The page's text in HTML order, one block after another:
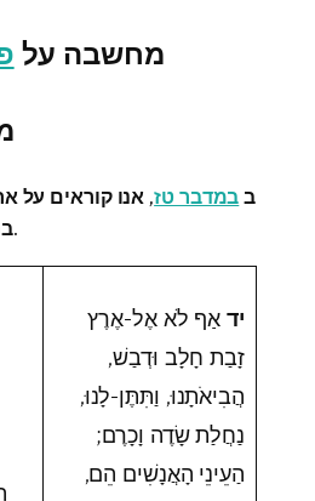
מחשבה על
בבמדבר טז, אנו קוראים על
במהלך מסע ישראל במדבר.
ידאַף לֹא אֶל-אֶרֶץ
זָבַת חָלָב וּדְבַשׁ,
הֲבִיאֹתָנוּ, וַתִּתֶּן-לָנוּ,
נַחֲלַת שָׂדֶה וָכָרֶם;
הַעֵינֵי הָאֲנָשִׁים הֵם,